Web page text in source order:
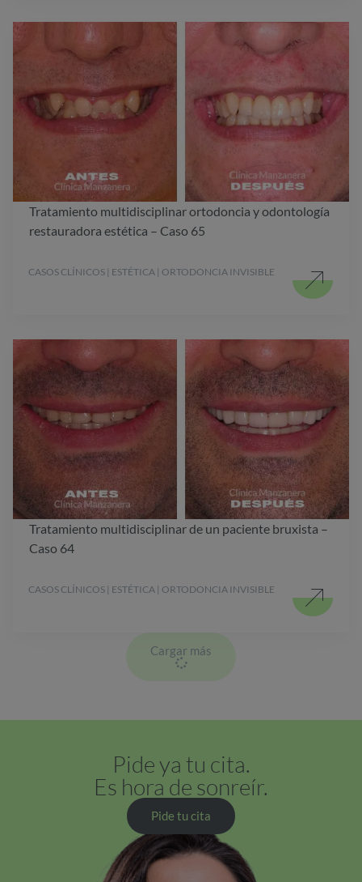
Tratamiento multidisciplinar ortodoncia y odontología
restauradora estética – Caso 65
CASOS CLÍNICOS | ESTÉTICA | ORTODONCIA INVISIBLE
Tratamiento multidisciplinar de un paciente bruxista –
Caso 64
CASOS CLÍNICOS | ESTÉTICA | ORTODONCIA INVISIBLE
Cargar más
Pide ya tu cita.
Es hora de sonreír.
Pide tu cita